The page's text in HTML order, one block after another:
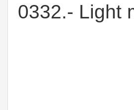
0332.- Light